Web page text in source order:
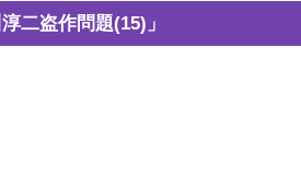
二盗作問題(15)」